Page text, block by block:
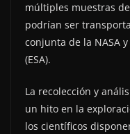
múltiples muestras
podrían ser
conjunta de la NASA
(ESA).
La recolección y
un hito en la
los científicos